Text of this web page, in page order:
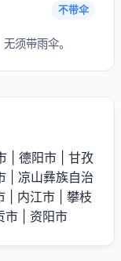
不带伞
须带雨伞。
德阳市
甘孜
凉山彝族自治
内江市
攀枝
市 资阳市